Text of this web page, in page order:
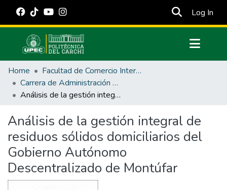
Log In
Communities & Collections
All of DSpace
Statistics
Estadísticas Externas
Manuales
Home
Facultad de Comercio Internacional, Integración, Administración y Economía Empresarial
Carrera de Administración Pública
Análisis de la gestión integral de residuos sólidos domiciliarios del Gobierno Autónomo Descentralizado de Montúfar
Análisis de la gestión integral de
residuos sólidos domiciliarios del
Gobierno Autónomo
Descentralizado de Montúfar